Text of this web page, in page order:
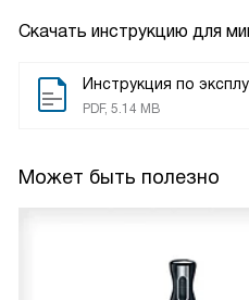
Скачать инструкцию для
Инструкция по
PDF, 5.14 MB
Может быть полезно